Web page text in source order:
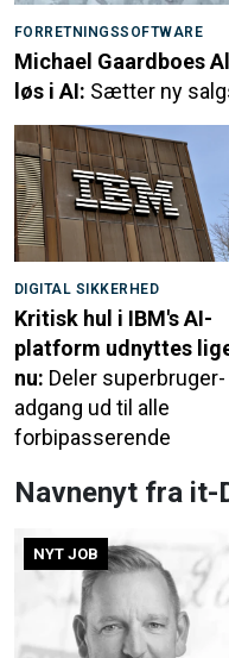
FORRETNINGSSOFTWARE
Michael Gaardboes
løs i AI: Sætter ny
DIGITAL SIKKERHED
Kritisk hul i IBM's AI-
platform udnyttes
nu: Deler superbruger-
adgang ud til alle
forbipasserende
Navnenyt fra it-
NYT JOB